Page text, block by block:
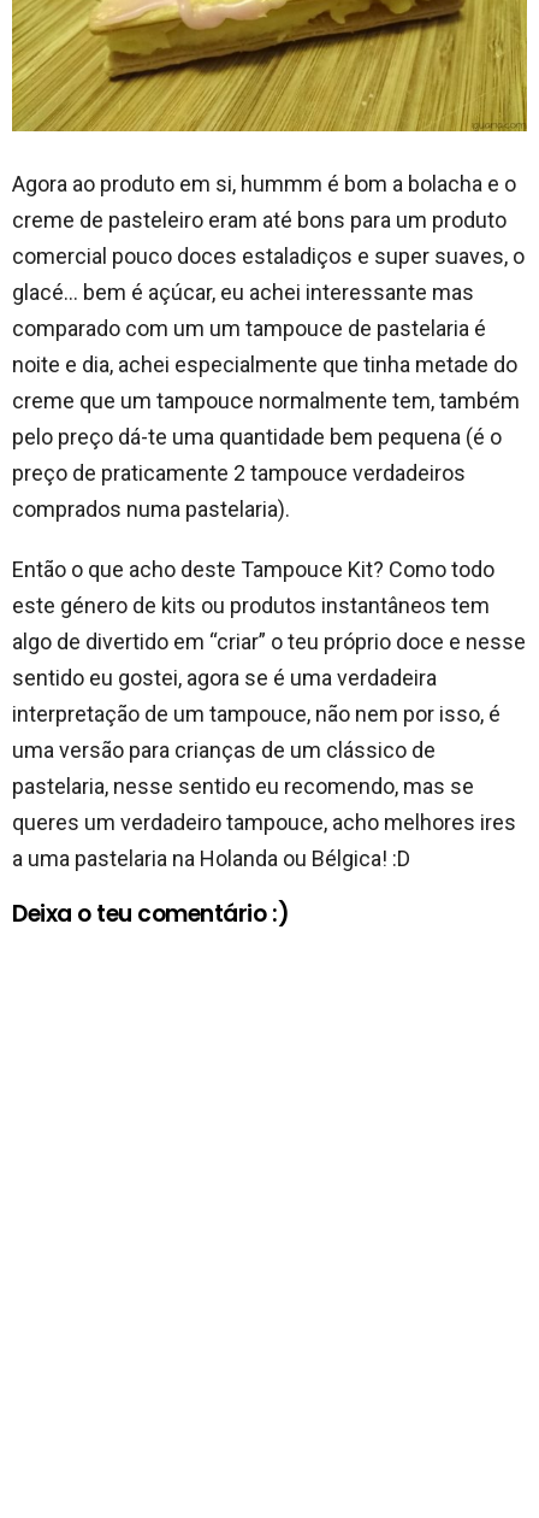
Agora ao produto em si, hummm é bom a bolacha e o
creme de pasteleiro eram até bons para um produto
comercial pouco doces estaladiços e super suaves, o
glacé… bem é açúcar, eu achei interessante mas
comparado com um um tampouce de pastelaria é
noite e dia, achei especialmente que tinha metade do
creme que um tampouce normalmente tem, também
pelo preço dá-te uma quantidade bem pequena (é o
preço de praticamente 2 tampouce verdadeiros
comprados numa pastelaria).
Então o que acho deste Tampouce Kit? Como todo
este género de kits ou produtos instantâneos tem
algo de divertido em “criar” o teu próprio doce e nesse
sentido eu gostei, agora se é uma verdadeira
interpretação de um tampouce, não nem por isso, é
uma versão para crianças de um clássico de
pastelaria, nesse sentido eu recomendo, mas se
queres um verdadeiro tampouce, acho melhores ires
a uma pastelaria na Holanda ou Bélgica! :D
Deixa o teu comentário :)